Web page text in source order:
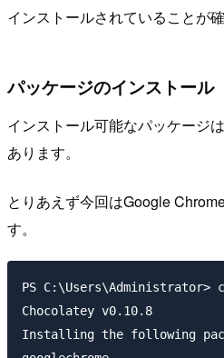
インストールされていることが
パッケージのインストール
インストール可能なパッケージは
あります。
とりあえず今回はGoogle
す。
PS C:\Users\Administrator>
Chocolatey v0.10.8
Installing the following